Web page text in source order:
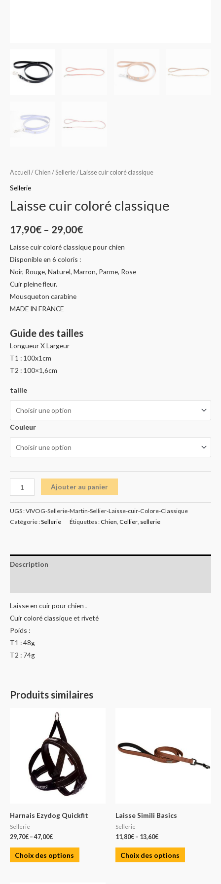
Accueil / Chien /Sellerie/ Laisse cuir coloré classique
Sellerie
Laisse cuir coloré classique
17,90€ – 29,00€
Laisse cuir coloré classique pour chien
Disponible en 6 coloris :
Noir, Rouge, Naturel, Marron, Parme, Rose
Cuir pleine fleur.
Mousqueton carabine
MADE IN FRANCE
Guide des tailles
Longueur X Largeur
T1 : 100x1cm
T2 : 100×1,6cm
taille
Couleur
Ajouter au panier
UGS :VIVOG-Sellerie-Martin-Sellier-Laisse-cuir-Colore-Classique
Catégorie :Sellerie Étiquettes :Chien, Collier, sellerie
Description
Laisse en cuir pour chien .
Cuir coloré classique et riveté
Poids :
T1 : 48g
T2 : 74g
Produits similaires
Harnais Ezydog Quickfit
Sellerie
29,70€ –47,00€
Choix des options
Laisse Simili Basics
Sellerie
11,80€ – 13,60€
Choix des options